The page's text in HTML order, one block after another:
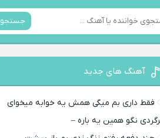
جستجو
آهنگ های جدید
فقط داری بم میگی همش یه خوابه میخوای
نگو همین یه باره –